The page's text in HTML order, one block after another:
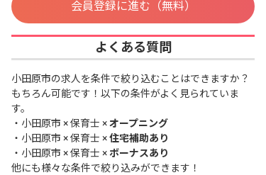
会員登録に進む（無料）
よくある質問
小田原市の求人を条件で絞り込むことはできますか？
もちろん可能です！以下の条件がよく見られていま
す。
・ 小田原市 × 保育士 ×オープニング
・ 小田原市 × 保育士 ×住宅補助あり
・ 小田原市 × 保育士 ×ボーナスあり
他にも様々な条件で絞り込みができます！